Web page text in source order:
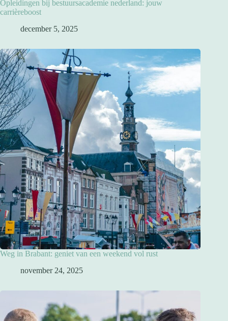
Opleidingen bij bestuursacademie nederland: jouw
carrièreboost
december 5, 2025
Weg in Brabant: geniet van een weekend vol rust
november 24, 2025